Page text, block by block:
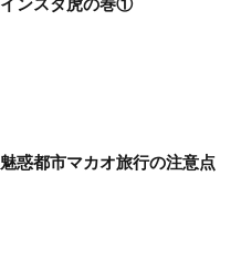
魅惑都市マカオ旅行の注意点